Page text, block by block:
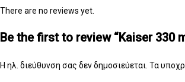
There are no reviews yet.
Be the first to review “Kaiser 330
Η ηλ. διεύθυνση σας δεν δημοσιεύεται. Τα